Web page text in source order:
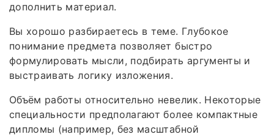
дополнить материал.
Вы хорошо разбираетесь в теме. Глубокое
понимание предмета позволяет быстро
формулировать мысли, подбирать аргументы и
выстраивать логику изложения.
Объём работы относительно невелик. Некоторые
специальности предполагают более компактные
дипломы (например, без масштабной